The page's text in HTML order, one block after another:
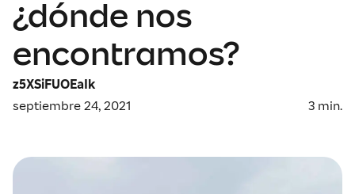
¿dónde nos
encontramos?
z5XSiFUOEaIk
septiembre 24, 2021
3 min.